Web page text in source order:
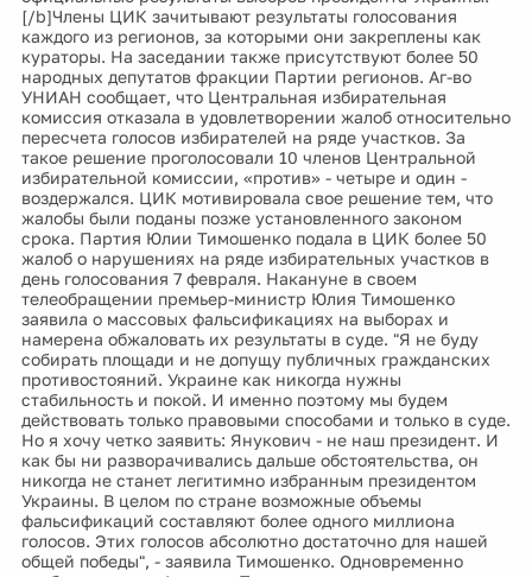
[/b]Члены ЦИК зачитывают результаты голосования
каждого из регионов, за которыми они закреплены как
кураторы. На заседании также присутствуют более 50
народных депутатов фракции Партии регионов. Аг-во
УНИАН сообщает, что Центральная избирательная
комиссия отказала в удовлетворении жалоб относительно
пересчета голосов избирателей на ряде участков. За
такое решение проголосовали 10 членов Центральной
избирательной комиссии, «против» - четыре и один -
воздержался. ЦИК мотивировала свое решение тем, что
жалобы были поданы позже установленного законом
срока. Партия Юлии Тимошенко подала в ЦИК более 50
жалоб о нарушениях на ряде избирательных участков в
день голосования 7 февраля. Накануне в своем
телеобращении премьер-министр Юлия Тимошенко
заявила о массовых фальсификациях на выборах и
намерена обжаловать их результаты в суде. "Я не буду
собирать площади и не допущу публичных гражданских
противостояний. Украине как никогда нужны
стабильность и покой. И именно поэтому мы будем
действовать только правовыми способами и только в суде.
Но я хочу четко заявить: Янукович - не наш президент. И
как бы ни разворачивались дальше обстоятельства, он
никогда не станет легитимно избранным президентом
Украины. В целом по стране возможные объемы
фальсификаций составляют более одного миллиона
голосов. Этих голосов абсолютно достаточно для нашей
общей победы", - заявила Тимошенко. Одновременно